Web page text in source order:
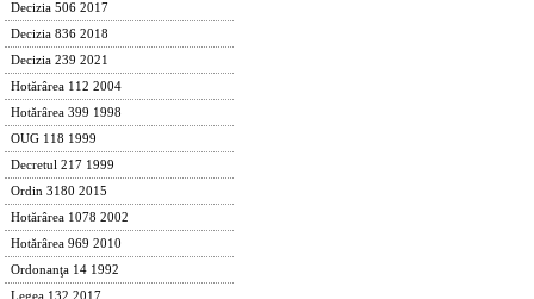
Decizia 506 2017
Decizia 836 2018
Decizia 239 2021
Hotărârea 112 2004
Hotărârea 399 1998
OUG 118 1999
Decretul 217 1999
Ordin 3180 2015
Hotărârea 1078 2002
Hotărârea 969 2010
Ordonanţa 14 1992
Legea 132 2017